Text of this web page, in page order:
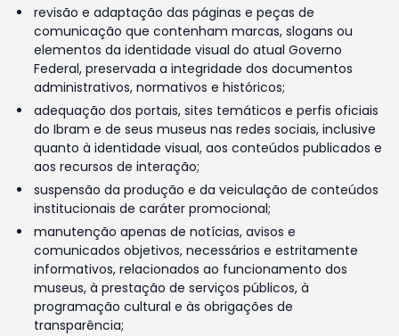
revisão e adaptação das páginas e peças de
comunicação que contenham marcas, slogans ou
elementos da identidade visual do atual Governo
Federal, preservada a integridade dos documentos
administrativos, normativos e históricos;
adequação dos portais, sites temáticos e perfis oficiais
do Ibram e de seus museus nas redes sociais, inclusive
quanto à identidade visual, aos conteúdos publicados e
aos recursos de interação;
suspensão da produção e da veiculação de conteúdos
institucionais de caráter promocional;
manutenção apenas de notícias, avisos e
comunicados objetivos, necessários e estritamente
informativos, relacionados ao funcionamento dos
museus, à prestação de serviços públicos, à
programação cultural e às obrigações de
transparência;